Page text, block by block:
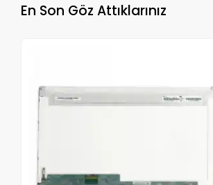
En Son Göz Attıklarınız